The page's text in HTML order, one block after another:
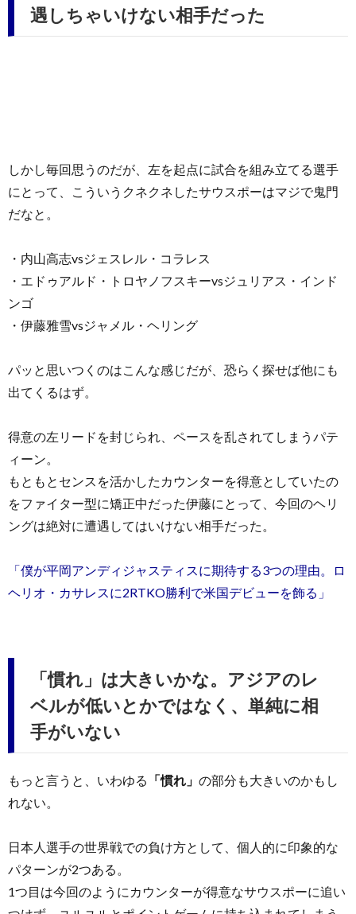
遇しちゃいけない相手だった
しかし毎回思うのだが、左を起点に試合を組み立てる選手
にとって、こういうクネクネしたサウスポーはマジで鬼門
だなと。
・内山高志vsジェスレル・コラレス
・エドゥアルド・トロヤノフスキーvsジュリアス・インド
ンゴ
・伊藤雅雪vsジャメル・ヘリング
パッと思いつくのはこんな感じだが、恐らく探せば他にも
出てくるはず。
得意の左リードを封じられ、ペースを乱されてしまうパテ
ィーン。
もともとセンスを活かしたカウンターを得意としていたの
をファイター型に矯正中だった伊藤にとって、今回のヘリ
ングは絶対に遭遇してはいけない相手だった。
「僕が平岡アンディジャスティスに期待する3つの理由。ロ
ヘリオ・カサレスに2RTKO勝利で米国デビューを飾る」
「慣れ」は大きいかな。アジアのレ
ベルが低いとかではなく、単純に相
手がいない
もっと言うと、いわゆる 「慣れ」 の部分も大きいのかもし
れない。
日本人選手の世界戦での負け方として、個人的に印象的な
パターンが2つある。
1つ目は今回のようにカウンターが得意なサウスポーに追い